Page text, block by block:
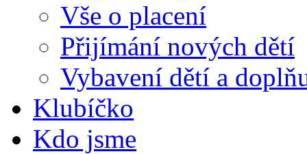
Vše o placení
Přijímání nových dětí
Vybavení dětí a
Klubíčko
Kdo jsme